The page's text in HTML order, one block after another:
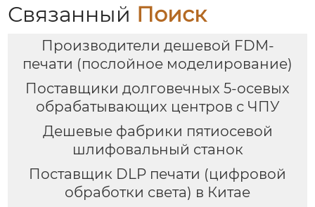
Связанный Поиск
Производители дешевой FDM-
печати (послойное моделирование)
Поставщики долговечных 5-осевых
обрабатывающих центров с ЧПУ
Дешевые фабрики пятиосевой
шлифовальный станок
Поставщик DLP печати (цифровой
обработки света) в Китае